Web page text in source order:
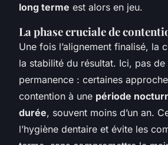
long terme est alors en jeu.
La phase cruciale de
Une fois l’alignement finalisé, la
la stabilité du résultat. Ici, pas
permanence : certaines
contention à une période
durée, souvent moins d’un an.
l’hygiène dentaire et évite les